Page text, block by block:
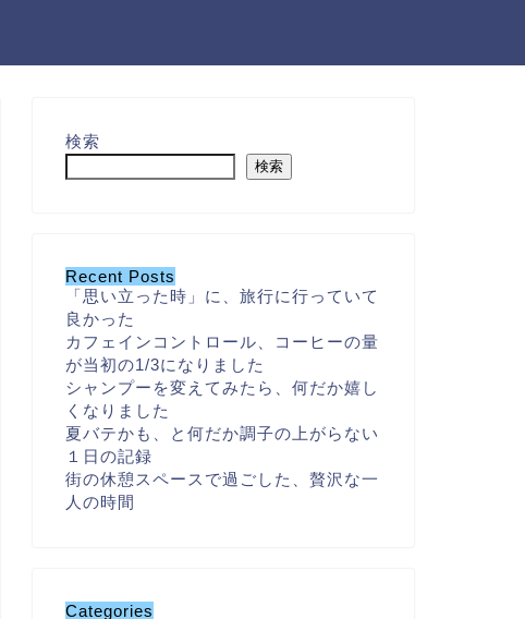
検索
検索
Recent Posts
「思い立った時」に、旅行に行っていて
良かった
カフェインコントロール、コーヒーの量
が当初の1/3になりました
シャンプーを変えてみたら、何だか嬉し
くなりました
夏バテかも、と何だか調子の上がらない
１日の記録
街の休憩スペースで過ごした、贅沢な一
人の時間
Categories